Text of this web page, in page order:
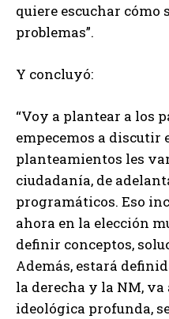
quiere escuchar cómo
problemas”.
Y concluyó:
“Voy a plantear a los
empecemos a discutir
planteamientos les
ciudadanía, de
programáticos. Eso
ahora en la elección
definir conceptos,
Además, estará
la derecha y la NM, va
ideológica profunda,